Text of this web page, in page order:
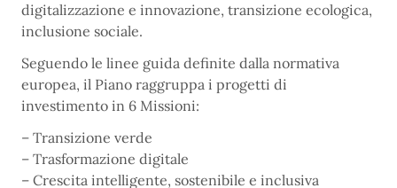
digitalizzazione e innovazione, transizione ecologica,
inclusione sociale.
Seguendo le linee guida definite dalla normativa
europea, il Piano raggruppa i progetti di
investimento in 6 Missioni:
– Transizione verde
– Trasformazione digitale
– Crescita intelligente, sostenibile e inclusiva